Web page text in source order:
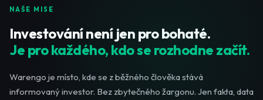
NAŠE MISE
Investování není jen pro bohaté.
Je pro každého, kdo se rozhodne začít.
Warengo je místo, kde se z běžného člověka stává
informovaný investor. Bez zbytečného žargonu. Jen fakta, data